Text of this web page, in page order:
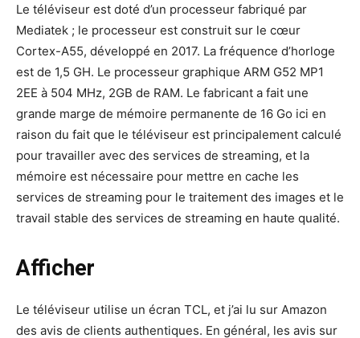
Le téléviseur est doté d’un processeur fabriqué par
Mediatek ; le processeur est construit sur le cœur
Cortex-A55, développé en 2017. La fréquence d’horloge
est de 1,5 GH. Le processeur graphique ARM G52 MP1
2EE à 504 MHz, 2GB de RAM. Le fabricant a fait une
grande marge de mémoire permanente de 16 Go ici en
raison du fait que le téléviseur est principalement calculé
pour travailler avec des services de streaming, et la
mémoire est nécessaire pour mettre en cache les
services de streaming pour le traitement des images et le
travail stable des services de streaming en haute qualité.
Afficher
Le téléviseur utilise un écran TCL, et j’ai lu sur Amazon
des avis de clients authentiques. En général, les avis sur